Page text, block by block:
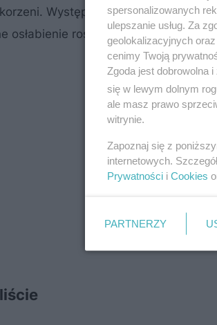
Występując masowo, mogą
osłabienie roślin wieloletnich,
spersonalizowanych
ulepszanie usług. Za
geolokalizacyjnych
cenimy Twoją
Zgoda jest dobrowolna
się w lewym dolnym
ale masz prawo
witrynie.
Zapoznaj się z
internetowych.
Prywatności i Cookies
PARTNERZY